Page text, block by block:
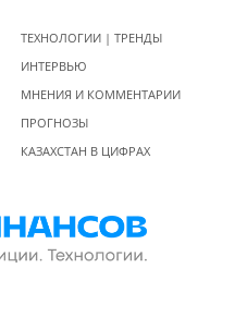
ТЕХНОЛОГИИ | ТРЕНДЫ
ИНТЕРВЬЮ
МНЕНИЯ И КОММЕНТАРИИ
ПРОГНОЗЫ
КАЗАХСТАН В ЦИФРАХ